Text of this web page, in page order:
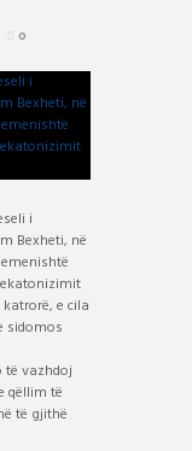
0
i
Bexheti, në
e cila
sidomos
të vazhdoj
qëllim të
të gjithë